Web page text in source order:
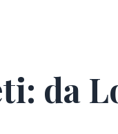
da